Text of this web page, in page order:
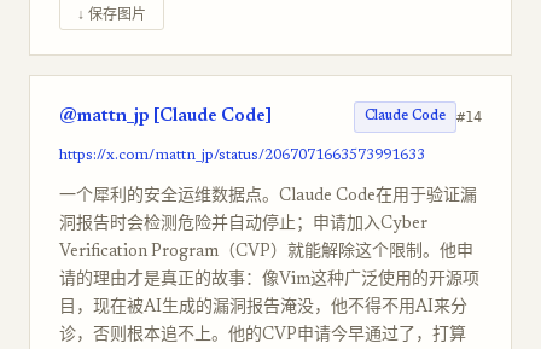
↓ 保存图片
@mattn_jp [Claude Code] Claude Code #14
https://x.com/mattn_jp/status/2067071663573991633
一个犀利的安全运维数据点。Claude Code在用于验证漏
洞报告时会检测危险并自动停止；申请加入Cyber
Verification Program（CVP）就能解除这个限制。他申
请的理由才是真正的故事：像Vim这种广泛使用的开源项
目，现在被AI生成的漏洞报告淹没，他不得不用AI来分
诊，否则根本追不上。他的CVP申请今早通过了，打算